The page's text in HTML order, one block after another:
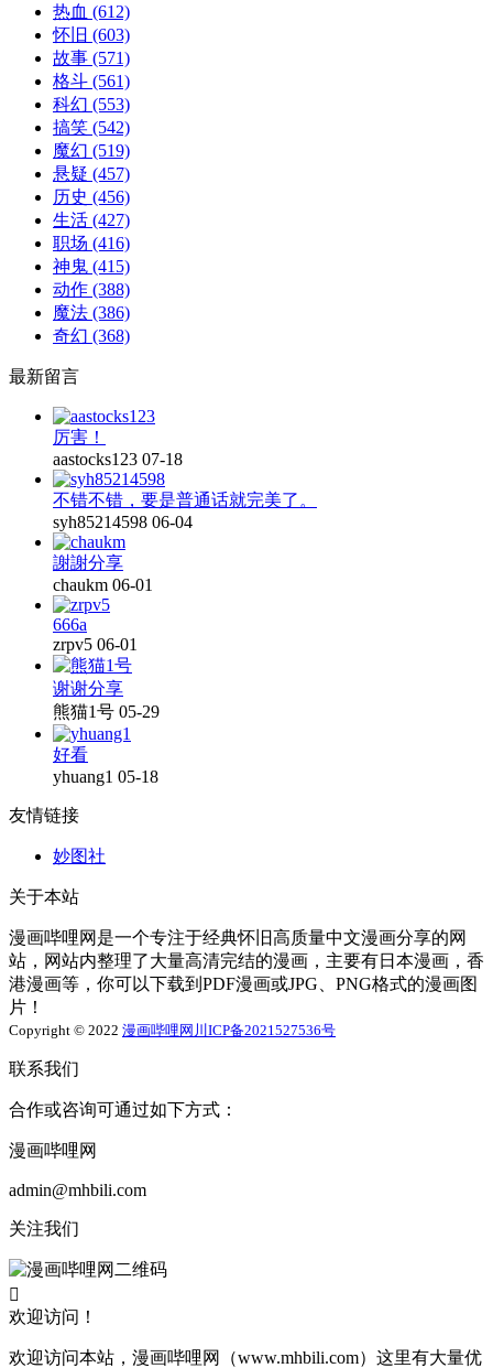
热血 (612)
怀旧 (603)
故事 (571)
格斗 (561)
科幻 (553)
搞笑 (542)
魔幻 (519)
悬疑 (457)
历史 (456)
生活 (427)
职场 (416)
神鬼 (415)
动作 (388)
魔法 (386)
奇幻 (368)
最新留言
厉害！
aastocks123 07-18
不错不错，要是普通话就完美了。
syh85214598 06-04
謝謝分享
chaukm 06-01
666a
zrpv5 06-01
谢谢分享
熊猫1号 05-29
好看
yhuang1 05-18
友情链接
妙图社
关于本站
漫画哔哩网是一个专注于经典怀旧高质量中文漫画分享的网
站，网站内整理了大量高清完结的漫画，主要有日本漫画，香
港漫画等，你可以下载到PDF漫画或JPG、PNG格式的漫画图
片！
Copyright © 2022 漫画哔哩网 川ICP备2021527536号
联系我们
合作或咨询可通过如下方式：
漫画哔哩网
admin@mhbili.com
关注我们

欢迎访问！
欢迎访问本站，漫画哔哩网（www.mhbili.com）这里有大量优